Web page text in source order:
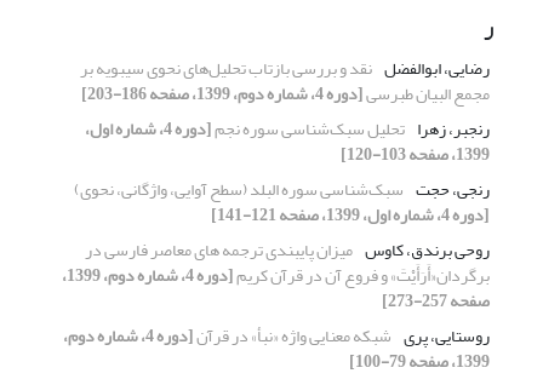
ر
رضایی، ابوالفضل نقد و بررسی بازتاب تحلیل‌های نحوی سیبویه بر
مجمع البیان طبرسی[دوره 4، شماره دوم، 1399، صفحه 186-203]
رنجبر، زهرا تحلیل سبک‌شناسی سوره نجم [دوره 4، شماره اول،
1399، صفحه 103-120]
رنجی، حجت سبک‌شناسی سوره البلد (سطح آوایی، واژگانی، نحوی)
[دوره 4، شماره اول، 1399، صفحه 121-141]
روحی برندق، کاوس میزان پایبندی ترجمه های معاصر فارسی در
برگردان«أَرَأَیْتَ» و فروع آن در قرآن کریم [دوره 4، شماره دوم، 1399،
صفحه 257-273]
روستایی، پری شبکه معنایی واژه «نبأ» در قرآن [دوره 4، شماره دوم،
1399، صفحه 79-100]